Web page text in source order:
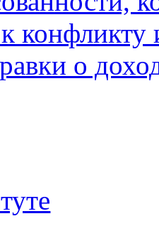
конфликту
о